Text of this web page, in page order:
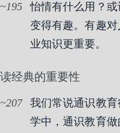
195
怡情有什么用？
变得有趣。有趣
业知识更重要。
读经典的重要性
207
我们常说通识教
学中，通识教育